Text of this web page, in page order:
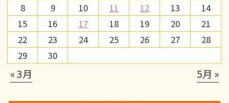
8
9 10 11 12 13
14
15
16 17 18 19 20
21
22
23 24 25 26 27
28
29
30
« 3月 5月 »